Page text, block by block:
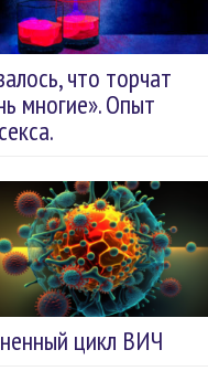
что торчат
многие». Опыт
цикл ВИЧ